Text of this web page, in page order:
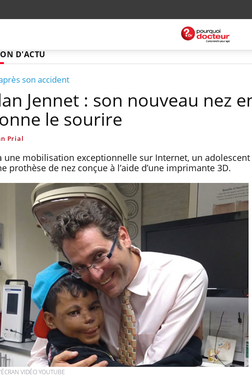
D'ACTU
son accident
Jennet : son nouveau nez
le sourire
Prial
une mobilisation exceptionnelle sur Internet, un
prothèse de nez conçue à l’aide d’une imprimante 3D.
VIDÉO YOUTUBE